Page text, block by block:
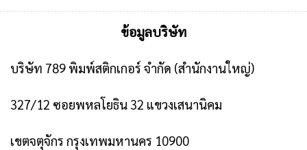
ข้อมูลบริษัท
บริษัท 789 พิมพ์สติกเกอร์ จำกัด (สำนักงานใหญ่)
327/12 ซอยพหลโยธิน 32 แขวงเสนานิคม
เขตจตุจักร กรุงเทพมหานคร 10900